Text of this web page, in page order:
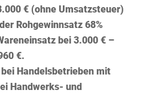
€ (ohne Umsatzsteuer)
Rohgewinnsatz 68%
bei 3.000 € –
€.
Handelsbetrieben mit
Handwerks- und